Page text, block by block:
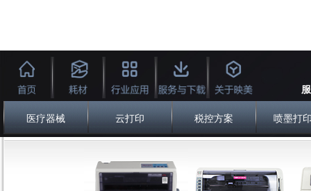
医疗器械 云打印 税控方案 喷墨打